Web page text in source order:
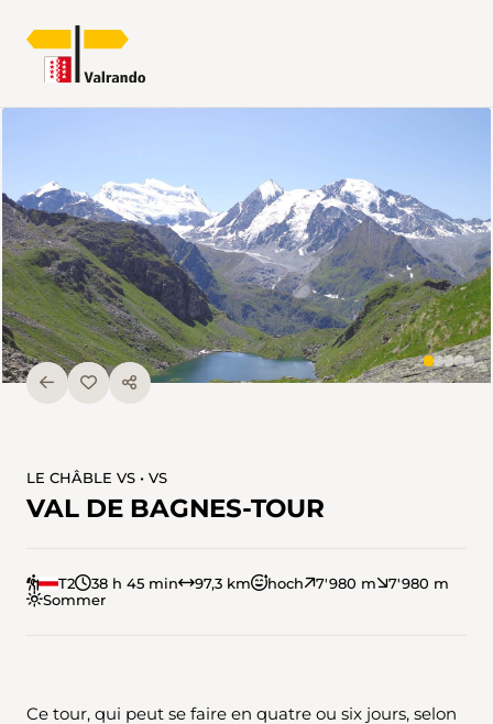
LE CHÂBLE VS • VS
VAL DE BAGNES-TOUR
T2 38 h 45 min 97,3 km hoch 7'980 m
7'980 m
Sommer
Ce tour, qui peut se faire en quatre ou six jours, selon